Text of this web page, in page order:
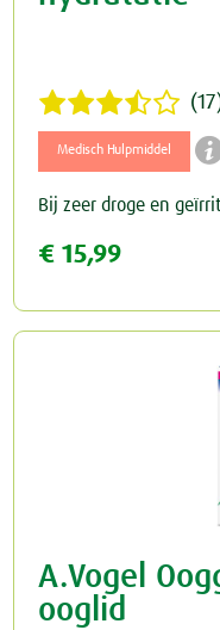
Medisch Hulpmiddel
Bij zeer droge en
€ 15,99
A.Vogel
ooglid